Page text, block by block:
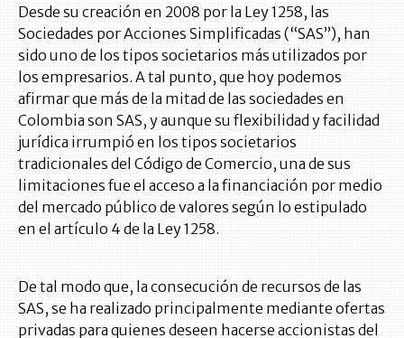
Desde su creación en 2008 por la Ley 1258, las
Sociedades por Acciones Simplificadas (“SAS”), han
sido uno de los tipos societarios más utilizados por
los empresarios. A tal punto, que hoy podemos
afirmar que más de la mitad de las sociedades en
Colombia son SAS, y aunque su flexibilidad y facilidad
jurídica irrumpió en los tipos societarios
tradicionales del Código de Comercio, una de sus
limitaciones fue el acceso a la financiación por medio
del mercado público de valores según lo estipulado
en el artículo 4 de la Ley 1258.
De tal modo que, la consecución de recursos de las
SAS, se ha realizado principalmente mediante ofertas
privadas para quienes deseen hacerse accionistas del